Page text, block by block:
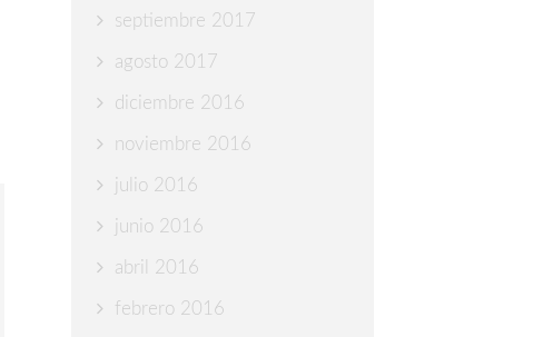
septiembre 2017
agosto 2017
diciembre 2016
noviembre 2016
julio 2016
junio 2016
abril 2016
febrero 2016